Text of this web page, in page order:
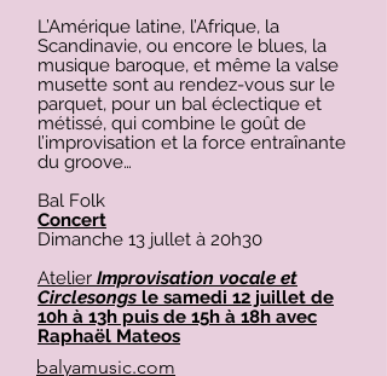
L’Amérique latine, l’Afrique, la
Scandinavie, ou encore le blues, la
musique baroque, et même la valse
musette sont au rendez-vous sur le
parquet, pour un bal éclectique et
métissé, qui combine le goût de
l’improvisation et la force entraînante
du groove…
Bal Folk
Concert
Dimanche 13 jullet à 20h30
Atelier Improvisation vocale et
Circlesongs le samedi 12 juillet de
10h à 13h puis de 15h à 18h avec
Raphaël Mateos
balyamusic.com